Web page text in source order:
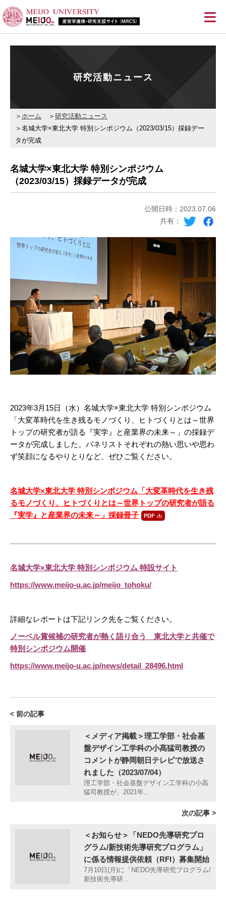
≡
研究活動ニュース
ホーム
研究活動ニュース
名城大学×東北大学 特別シンポジウム（2023/03/15）採録デー
タが完成
名城大学×東北大学 特別シンポジウム
（2023/03/15）採録データが完成
公開日時：2023.07.06
共有：
2023年3月15日（水）名城大学×東北大学 特別シンポジウム
「大変革時代を生き残るモノづくり、ヒトづくりとは～世界
トップの研究者が語る『実学』と産業界の未来～」の採録デ
ータが完成しました。パネリストそれぞれの熱い思いや思わ
ず笑顔になるやりとりなど、ぜひご覧ください。
名城大学×東北大学 特別シンポジウム「大変革時代を生き残
るモノづくり、ヒトづくりとは～世界トップの研究者が語る
『実学』と産業界の未来～」採録冊子
名城大学×東北大学 特別シンポジウム 特設サイト
https://www.meijo-u.ac.jp/meijo_tohoku/
詳細なレポートは下記リンク先をご覧ください。
ノーベル賞候補の研究者が熱く語り合う 東北大学と共催で
特別シンポジウム開催
https://www.meijo-u.ac.jp/news/detail_28496.html
< 前の記事
＜メディア掲載＞理工学部・社会基
盤デザイン工学科の小髙猛司教授の
コメントが静岡朝日テレビで放送さ
れました（2023/07/04）
理工学部・社会基盤デザイン工学科の小高
猛司教授が、2021年...
次の記事 >
＜お知らせ＞「NEDO先導研究プロ
グラム/新技術先導研究プログラム」
に係る情報提供依頼（RFI）募集開始
7月10日(月)に「NEDO先導研究プログラム/
新技術先導研...